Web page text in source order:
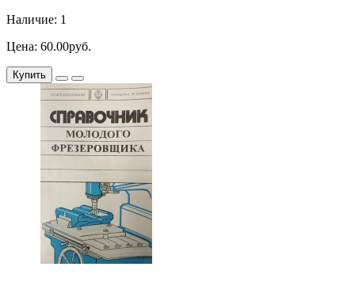
Наличие: 1
Цена: 60.00руб.
Купить